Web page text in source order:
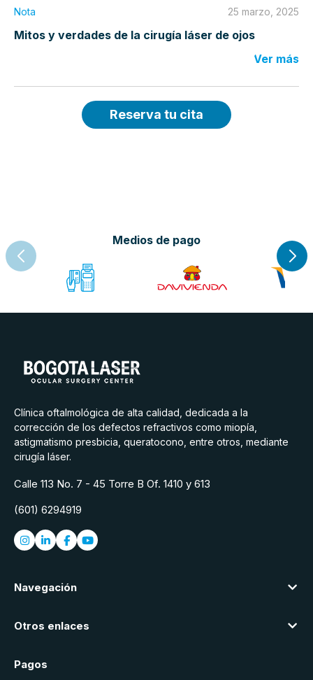
Nota 25 marzo, 2025
Mitos y verdades de la cirugía láser de ojos
Ver más
Reserva tu cita
Medios de pago
Clínica oftalmológica de alta calidad, dedicada a la
corrección de los defectos refractivos como miopía,
astigmatismo presbicia, queratocono, entre otros, mediante
cirugía láser.
Calle 113 No. 7 - 45 Torre B Of. 1410 y 613
(601) 6294919
Navegación
Otros enlaces
Pagos